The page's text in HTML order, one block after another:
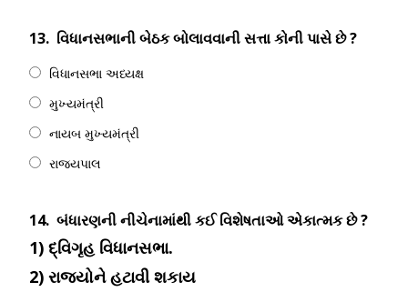
13. વિધાનસભાની બેઠક બોલાવવાની સત્તા કોની પાસે છે ?
વિધાનસભા અધ્યક્ષ
મુખ્યમંત્રી
નાયબ મુખ્યમંત્રી
રાજ્યપાલ
14. બંધારણની નીચેનામાંથી કઈ વિશેષતાઓ એકાત્મક છે ?
1) દ્વિગૃહ વિધાનસભા.
2) રાજ્યોને હટાવી શકાય